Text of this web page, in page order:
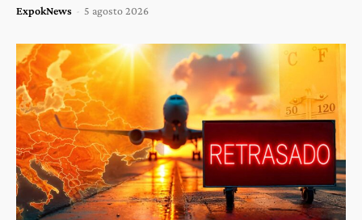
ExpokNews - 5 agosto 2026